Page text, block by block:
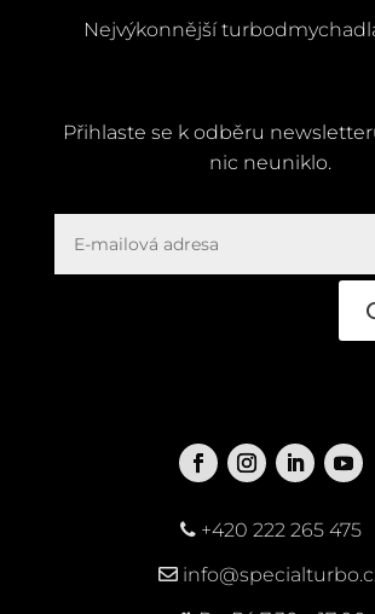
Nejvýkonnější
Přihlaste se k odběru
nic neuniklo.
+420 222 265 475